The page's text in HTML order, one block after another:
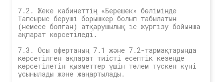
7.2. Жеке кабинеттің «Берешек» бөлімінде
Тапсырыс беруші борышкер болып табылатын
(немесе болған) атқарушылық іс жүргізу бойынша
ақпарат көрсетіледі.
7.3. Осы офертаның 7.1 және 7.2-тармақтарында
көрсетілген ақпарат тиісті есептік кезеңде
көрсетілетін қызметтер үшін төлем түскен күні
ұсынылады және жаңартылады.